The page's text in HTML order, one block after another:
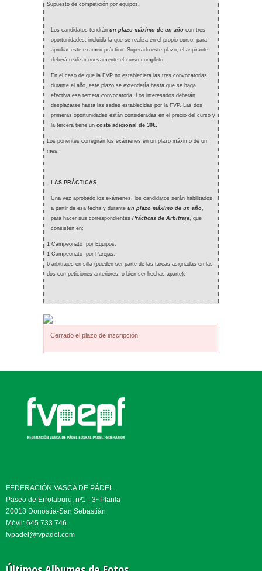
Supuesto de competición por equipos.
Los candidatos tendrán un plazo máximo de un año con tres
oportunidades, incluida la que se realiza en el propio curso, para
aprobar este examen práctico. Superado este plazo, el aspirante
deberá realizar nuevamente el curso completo.
En el caso de que la FVP no estableciera las tres convocatorias
durante el año, este plazo se extendería hasta que se haga
efectiva esa tercera convocatoria. Los interesados deberán
desplazarse hasta las sedes establecidas por la FVP. Las dos
primeras oportunidades están consideradas en el precio del curso y
la tercera tiene un coste adicional de 30€.
Los ponentes corregirán los exámenes en un plazo máximo de un
mes.
LAS PRÁCTICAS
Una vez aprobado los exámenes, los candidatos serán habilitados
a partir de esa fecha y durante un plazo máximo de un año,
para hacer sus correspondientes Prácticas de Arbitraje, que
consisten en:
1 Campeonato por Equipos.
1 Campeonato por Parejas.
6 arbitrajes en silla (pueden ser parte de las tareas asignadas en las
dos competiciones anteriores, o bien ser hechas aparte).
Cerrado el plazo de inscripción
FEDERACIÓN VASCA DE PÁDEL
Paseo de Errotaburu, nº1 - 3ª Planta
20018 Donostia-San Sebastián
Móvil: 645 733 746
fvpadel@fvpadel.com